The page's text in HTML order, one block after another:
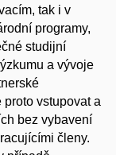
tak i v
programy,
studijní
a vývoje
vstupovat a
bez vybavení
členy.